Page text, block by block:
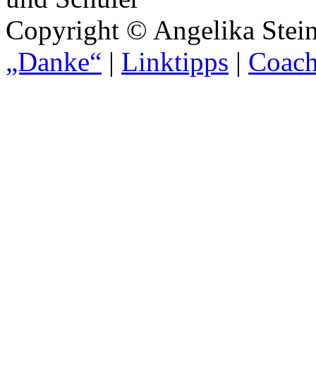
Copyright © Angelika
„Danke“ | Linktipps |